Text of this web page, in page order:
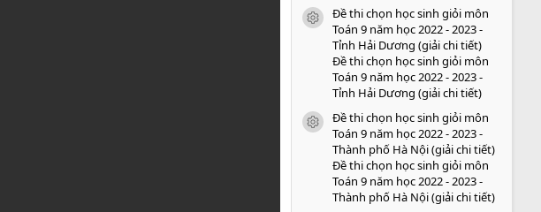
o
icon tài liệu
Đề thi chọn học sinh giỏi môn
Toán 9 năm học 2022 - 2023 -
Tỉnh Hải Dương (giải chi tiết)
Đề thi chọn học sinh giỏi môn
Toán 9 năm học 2022 - 2023 -
Tỉnh Hải Dương (giải chi tiết)
icon tài liệu
Đề thi chọn học sinh giỏi môn
Toán 9 năm học 2022 - 2023 -
Thành phố Hà Nội (giải chi tiết)
Đề thi chọn học sinh giỏi môn
Toán 9 năm học 2022 - 2023 -
Thành phố Hà Nội (giải chi tiết)